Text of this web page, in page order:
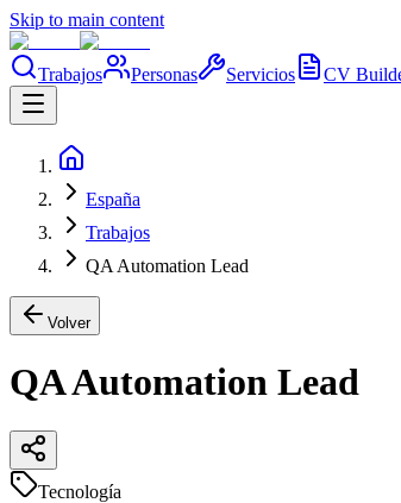
Skip to main content
Trabajos Personas Servicios CV
España
Trabajos
QA Automation Lead
Volver
QA Automation Lead
Tecnología